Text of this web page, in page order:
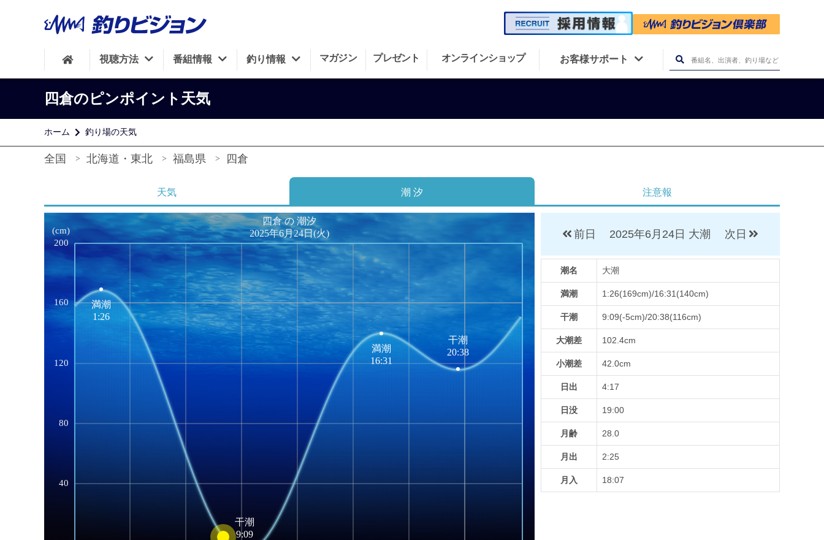
視聴方法 番組情報 釣り情報 マガジン プレゼント オンラインショップ お客様サポート
四倉のピンポイント天気
ホーム 釣り場の天気
全国 北海道・東北 福島県 四倉
天気 潮 汐 注意報
前日 2025年6月24日 大潮 次日
潮名 大潮
満潮 1:26(169cm)/16:31(140cm)
干潮 9:09(-5cm)/20:38(116cm)
大潮差 102.4cm
小潮差 42.0cm
日出 4:17
日没 19:00
月齢 28.0
月出 2:25
月入 18:07